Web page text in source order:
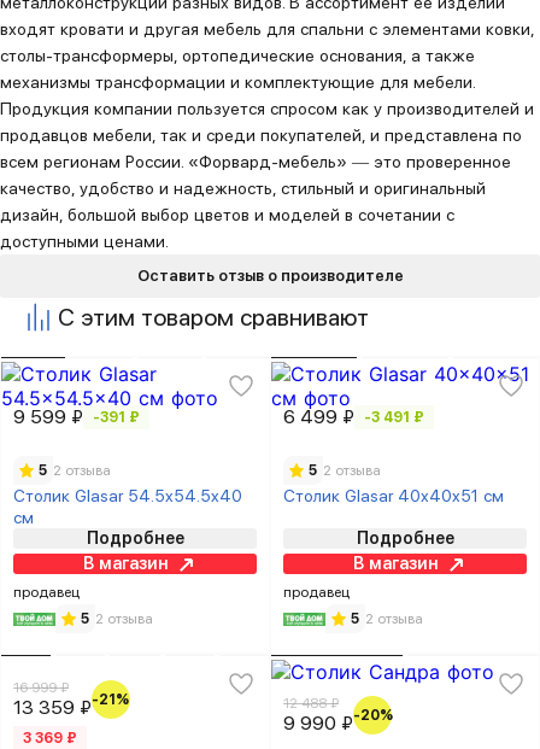
Оставить отзыв о производителе
входят кровати и другая мебель для спальни с элементами ковки,
столы-трансформеры, ортопедические основания, а также
механизмы трансформации и комплектующие для мебели.
Продукция компании пользуется спросом как у производителей и
продавцов мебели, так и среди покупателей, и представлена по
всем регионам России. «Форвард-мебель» ― это проверенное
качество, удобство и надежность, стильный и оригинальный
дизайн, большой выбор цветов и моделей в сочетании с
доступными ценами.
С этим товаром сравнивают
9 599 ₽ -391 ₽
5 2 отзыва
Столик Glasar 54.5x54.5x40
см
Подробнее
В магазин
продавец
5 2 отзыва
6 499 ₽ -3 491 ₽
5 2 отзыва
Столик Glasar 40x40x51 см
Подробнее
В магазин
продавец
5 2 отзыва
16 999 ₽
13 359 ₽-21%
3 369 ₽
12 488 ₽
9 990 ₽-20%